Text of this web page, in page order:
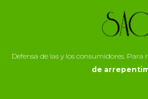
Defensa de las y los consumidores. Para
de